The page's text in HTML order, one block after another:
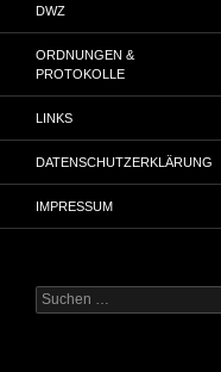
DWZ
ORDNUNGEN &
PROTOKOLLE
LINKS
DATENSCHUTZERKLÄRUNG
IMPRESSUM
Suchen
nach: